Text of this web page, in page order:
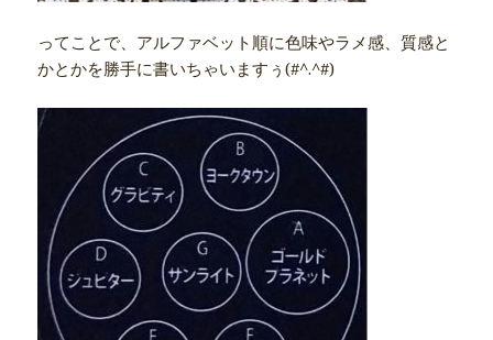
ってことで、アルファベット順に色味やラメ感、質感と
かとかを勝手に書いちゃいますぅ(#^.^#)